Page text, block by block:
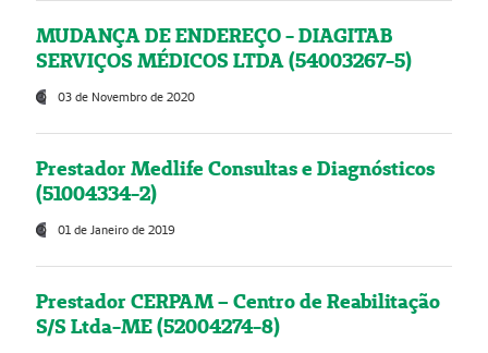
MUDANÇA DE ENDEREÇO - DIAGITAB
SERVIÇOS MÉDICOS LTDA (54003267-5)
03 de Novembro de 2020
Prestador Medlife Consultas e Diagnósticos
(51004334-2)
01 de Janeiro de 2019
Prestador CERPAM – Centro de Reabilitação
S/S Ltda-ME (52004274-8)